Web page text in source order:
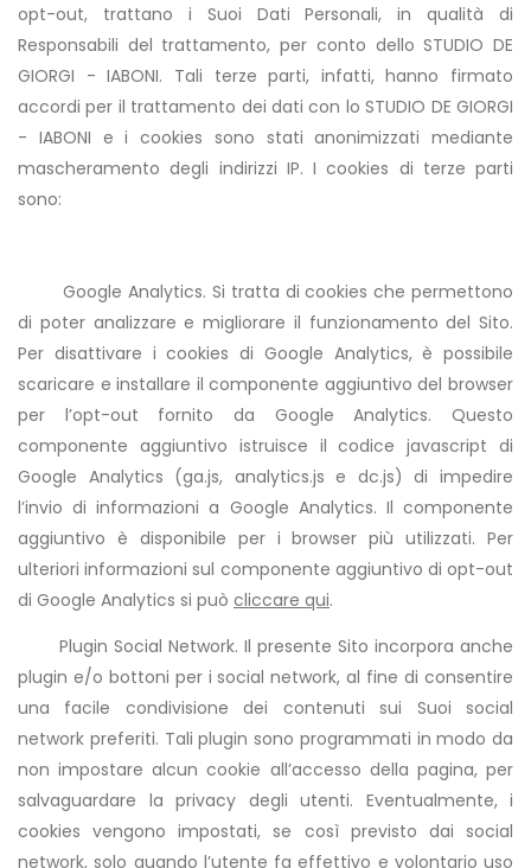
opt-out, trattano i Suoi Dati Personali, in qualità di
Responsabili del trattamento, per conto dello STUDIO DE
GIORGI - IABONI. Tali terze parti, infatti, hanno firmato
accordi per il trattamento dei dati con lo STUDIO DE GIORGI
- IABONI e i cookies sono stati anonimizzati mediante
mascheramento degli indirizzi IP. I cookies di terze parti
sono:
Google Analytics. Si tratta di cookies che permettono
di poter analizzare e migliorare il funzionamento del Sito.
Per disattivare i cookies di Google Analytics, è possibile
scaricare e installare il componente aggiuntivo del browser
per l’opt-out fornito da Google Analytics. Questo
componente aggiuntivo istruisce il codice javascript di
Google Analytics (ga.js, analytics.js e dc.js) di impedire
l’invio di informazioni a Google Analytics. Il componente
aggiuntivo è disponibile per i browser più utilizzati. Per
ulteriori informazioni sul componente aggiuntivo di opt-out
di Google Analytics si può cliccare qui.
Plugin Social Network. Il presente Sito incorpora anche
plugin e/o bottoni per i social network, al fine di consentire
una facile condivisione dei contenuti sui Suoi social
network preferiti. Tali plugin sono programmati in modo da
non impostare alcun cookie all’accesso della pagina, per
salvaguardare la privacy degli utenti. Eventualmente, i
cookies vengono impostati, se così previsto dai social
network, solo quando l’utente fa effettivo e volontario uso